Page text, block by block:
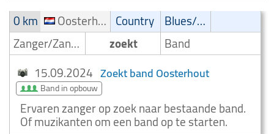
0 km
Oosterhout Country
Blues/Swing
Zanger/Zangeres
zoekt
Band
15.09.2024 Zoekt band Oosterhout
Band in opbouw
Ervaren zanger op zoek naar bestaande band.
Of muzikanten om een band op te starten.